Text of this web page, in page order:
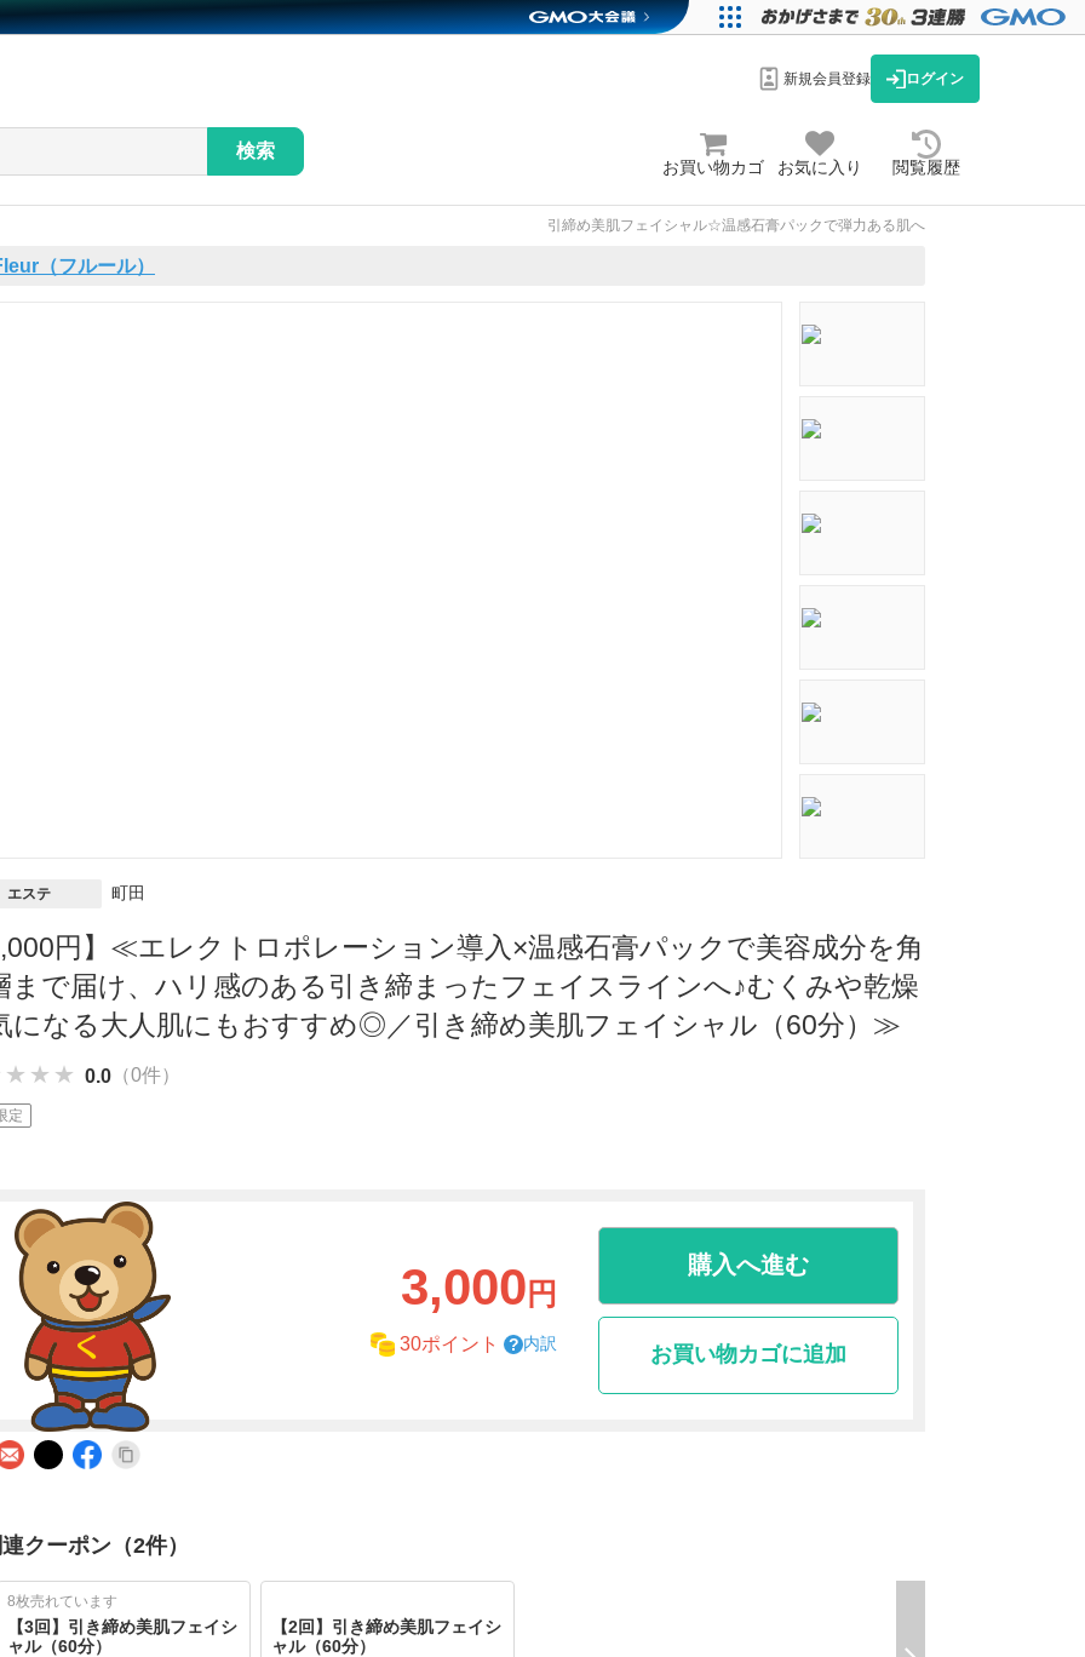
新規会員登録 ログイン
検索
お買い物カゴ お気に入り 閲覧履歴
引締め美肌フェイシャル☆温感石膏パックで弾力ある肌へ
（フルール）
エステ 町田
円】≪エレクトロポレーション導入×温感石膏パックで美容成分を角
まで届け、ハリ感のある引き締まったフェイスラインへ♪むくみや乾燥
になる大人肌にもおすすめ◎／引き締め美肌フェイシャル（60分）≫
0.0 （0件）
定
3,000 円
30ポイント 内訳
購入へ進む
お買い物カゴに追加
クーポン（2件）
8枚売れています
【3回】引き締め美肌フェイシ
ャル（60分）
【2回】引き締め美肌フェイシ
ャル（60分）